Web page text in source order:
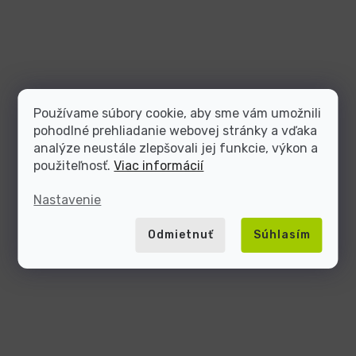
Používame súbory cookie, aby sme vám umožnili
pohodlné prehliadanie webovej stránky a vďaka
analýze neustále zlepšovali jej funkcie, výkon a
použiteľnosť.Viac informácií
Nastavenie
Odmietnuť Súhlasím